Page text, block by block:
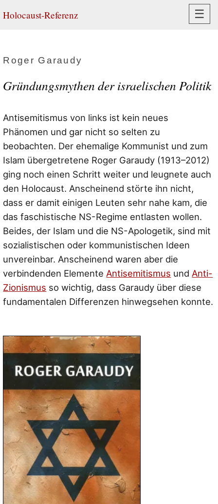
Holocaust-Referenz ☰
Roger Garaudy
Gründungsmythen der israelischen Politik
Antisemitismus von links ist kein neues
Phänomen und gar nicht so selten zu
beobachten. Der ehemalige Kommunist und zum
Islam übergetretene Roger Garaudy (1913–2012)
ging noch einen Schritt weiter und leugnete auch
den Holocaust. Anscheinend störte ihn nicht,
dass er damit einigen Leuten sehr nahe kam, die
das faschistische NS-Regime entlasten wollen.
Beides, der Islam und die NS-Apologetik, sind mit
sozialistischen oder kommunistischen Ideen
unvereinbar. Anscheinend waren aber die
verbindenden Elemente Antisemitismus und Anti-
Zionismus so wichtig, dass Garaudy über diese
fundamentalen Differenzen hinwegsehen konnte.